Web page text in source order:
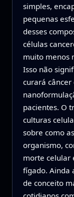
simples,
pequenas
desses
células
muito menos
Isso não
curará câncer
pacientes. O
culturas
sobre como
organismo,
morte celular
fígado. Ainda
de conceito